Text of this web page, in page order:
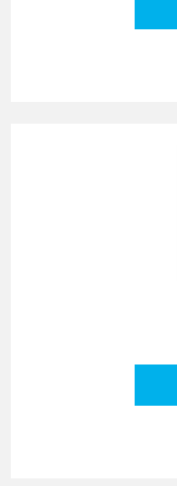
Bezahlen Sie
Bonago-
oder